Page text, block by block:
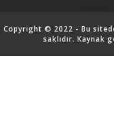
Copyright © 2022 - Bu
saklıdır. Kaynak